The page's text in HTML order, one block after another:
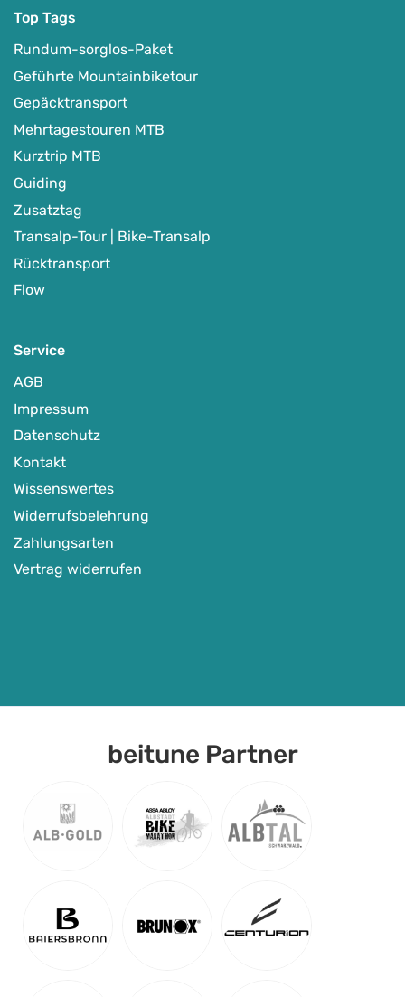
Top Tags
Rundum-sorglos-Paket
Geführte Mountainbiketour
Gepäcktransport
Mehrtagestouren MTB
Kurztrip MTB
Guiding
Zusatztag
Transalp-Tour | Bike-Transalp
Rücktransport
Flow
Service
AGB
Impressum
Datenschutz
Kontakt
Wissenswertes
Widerrufsbelehrung
Zahlungsarten
Vertrag widerrufen
beitune Partner